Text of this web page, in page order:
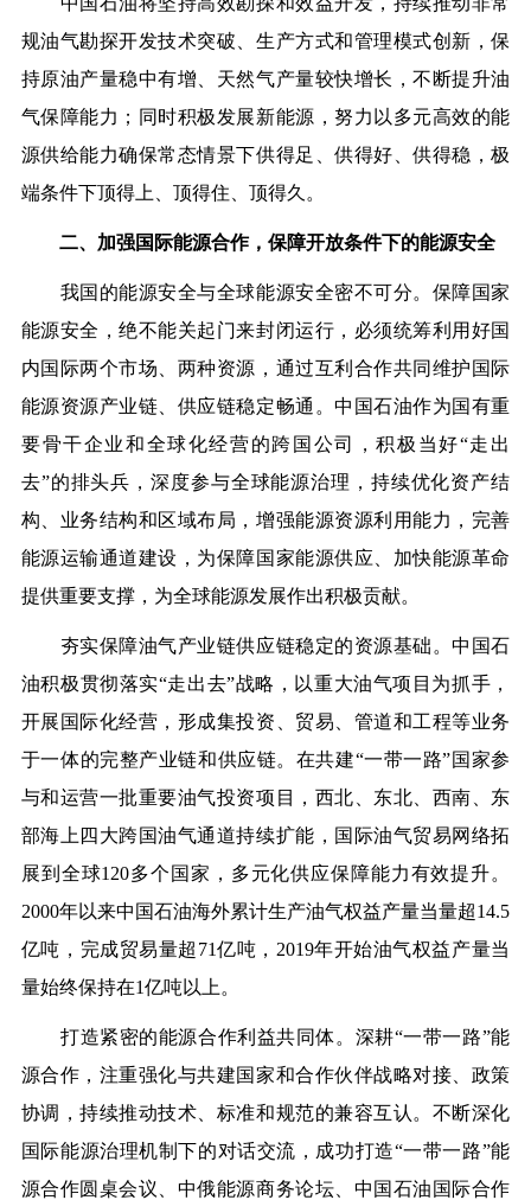
规油气勘探开发技术突破、生产方式和管理模式创新，保
持原油产量稳中有增、天然气产量较快增长，不断提升油
气保障能力；同时积极发展新能源，努力以多元高效的能
源供给能力确保常态情景下供得足、供得好、供得稳，极
端条件下顶得上、顶得住、顶得久。
二、加强国际能源合作，保障开放条件下的能源安全
我国的能源安全与全球能源安全密不可分。保障国家
能源安全，绝不能关起门来封闭运行，必须统筹利用好国
内国际两个市场、两种资源，通过互利合作共同维护国际
能源资源产业链、供应链稳定畅通。中国石油作为国有重
要骨干企业和全球化经营的跨国公司，积极当好“走出
去”的排头兵，深度参与全球能源治理，持续优化资产结
构、业务结构和区域布局，增强能源资源利用能力，完善
能源运输通道建设，为保障国家能源供应、加快能源革命
提供重要支撑，为全球能源发展作出积极贡献。
夯实保障油气产业链供应链稳定的资源基础。中国石
油积极贯彻落实“走出去”战略，以重大油气项目为抓手，
开展国际化经营，形成集投资、贸易、管道和工程等业务
于一体的完整产业链和供应链。在共建“一带一路”国家参
与和运营一批重要油气投资项目，西北、东北、西南、东
部海上四大跨国油气通道持续扩能，国际油气贸易网络拓
展到全球120多个国家，多元化供应保障能力有效提升。
2000年以来中国石油海外累计生产油气权益产量当量超14.5
亿吨，完成贸易量超71亿吨，2019年开始油气权益产量当
量始终保持在1亿吨以上。
打造紧密的能源合作利益共同体。 深耕“一带一路”能
源合作，注重强化与共建国家和合作伙伴战略对接、政策
协调，持续推动技术、标准和规范的兼容互认。不断深化
国际能源治理机制下的对话交流，成功打造“一带一路”能
源合作圆桌会议、中俄能源商务论坛、中国石油国际合作